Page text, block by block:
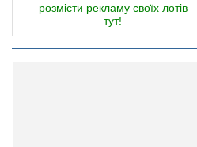
розмісти рекламу своїх лотів
тут!